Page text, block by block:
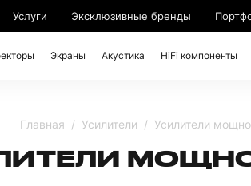
Услуги Эксклюзивные бренды
Экраны Акустика HiFi компоненты
Главная Усилители Усилители